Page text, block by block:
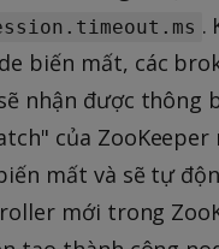
.
biến mất, các
nhận được thông
của ZooKeeper
mất và sẽ tự
mới trong